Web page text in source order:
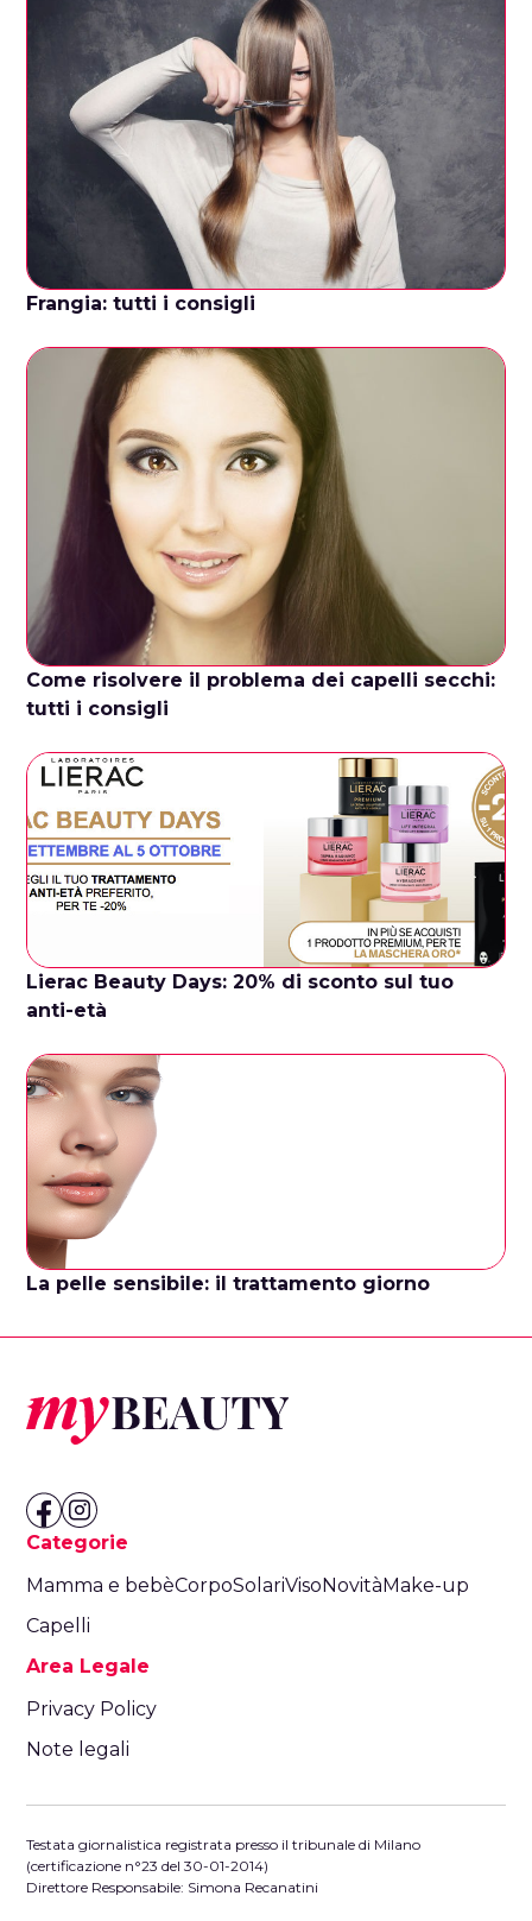
Frangia: tutti i consigli
Come risolvere il problema dei capelli secchi:
tutti i consigli
Lierac Beauty Days: 20% di sconto sul tuo
anti-età
La pelle sensibile: il trattamento giorno
Categorie
Mamma e bebèCorpoSolariViso Novità Make-up
Capelli
Area Legale
Privacy Policy
Note legali
Testata giornalistica registrata presso il tribunale di Milano
(certificazione n°23 del 30-01-2014)
Direttore Responsabile: Simona Recanatini